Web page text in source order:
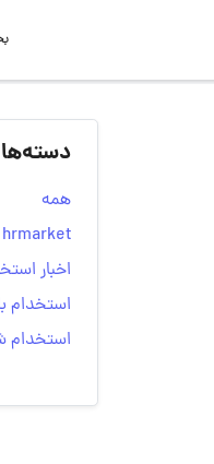
همه
hrmarket
اخبار
استخدام
استخدام
انتخاب